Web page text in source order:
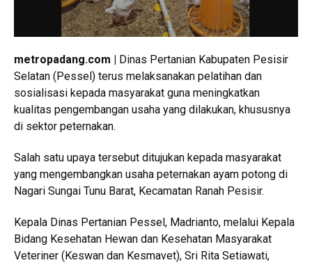
metropadang.com |
Dinas Pertanian Kabupaten Pesisir
Selatan (Pessel) terus melaksanakan pelatihan dan
sosialisasi kepada masyarakat guna meningkatkan
kualitas pengembangan usaha yang dilakukan, khususnya
di sektor peternakan.
Salah satu upaya tersebut ditujukan kepada masyarakat
yang mengembangkan usaha peternakan ayam potong di
Nagari Sungai Tunu Barat, Kecamatan Ranah Pesisir.
Kepala Dinas Pertanian Pessel, Madrianto, melalui Kepala
Bidang Kesehatan Hewan dan Kesehatan Masyarakat
Veteriner (Keswan dan Kesmavet), Sri Rita Setiawati,